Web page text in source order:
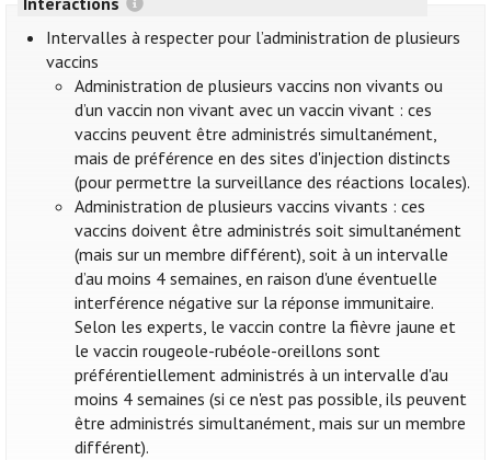
Intervalles à respecter pour l’administration de plusieurs
vaccins
Administration de plusieurs vaccins non vivants ou
d’un vaccin non vivant avec un vaccin vivant : ces
vaccins peuvent être administrés simultanément,
mais de préférence en des sites d'injection distincts
(pour permettre la surveillance des réactions locales).
Administration de plusieurs vaccins vivants : ces
vaccins doivent être administrés soit simultanément
(mais sur un membre différent), soit à un intervalle
d’au moins 4 semaines, en raison d'une éventuelle
interférence négative sur la réponse immunitaire.
Selon les experts, le vaccin contre la fièvre jaune et
le vaccin rougeole-rubéole-oreillons sont
préférentiellement administrés à un intervalle d'au
moins 4 semaines (si ce n'est pas possible, ils peuvent
être administrés simultanément, mais sur un membre
différent).